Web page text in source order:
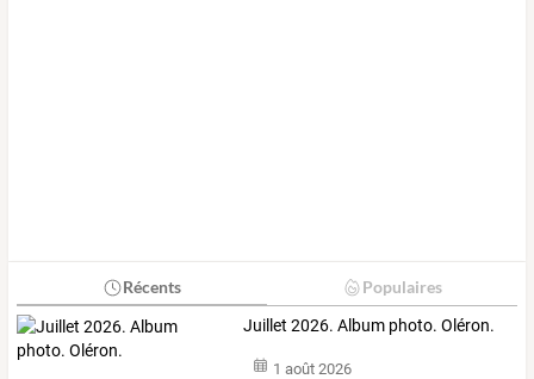
Récents Populaires
Juillet 2026. Album photo. Oléron.
1 août 2026